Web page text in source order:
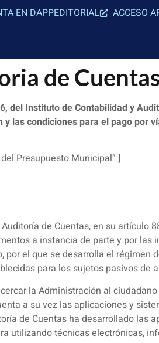
EN DAPPEDITORIAL ACCESO
de
del Instituto de Contabilidad y
las condiciones para el pago por
Presupuesto Municipal” ]
de Cuentas, en su
a instancia de parte y por las
por el que se desarrolla el
para los sujetos pasivos
la Administración al
a su vez las aplicaciones y
de Cuentas ha desarrollado las
utilizando técnicas electrónicas,